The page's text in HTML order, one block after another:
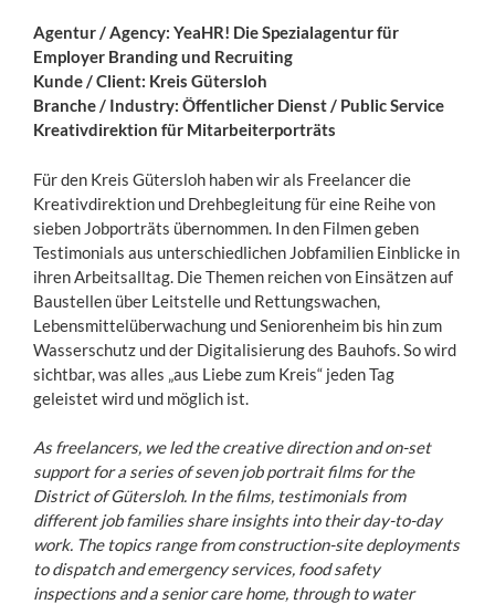
Agentur / Agency: YeaHR! Die Spezialagentur für
Employer Branding und Recruiting
Kunde / Client: Kreis Gütersloh
Branche / Industry: Öffentlicher Dienst / Public Service
Kreativdirektion für Mitarbeiterporträts
Für den Kreis Gütersloh haben wir als Freelancer die
Kreativdirektion und Drehbegleitung für eine Reihe von
sieben Jobporträts übernommen. In den Filmen geben
Testimonials aus unterschiedlichen Jobfamilien Einblicke in
ihren Arbeitsalltag. Die Themen reichen von Einsätzen auf
Baustellen über Leitstelle und Rettungswachen,
Lebensmittelüberwachung und Seniorenheim bis hin zum
Wasserschutz und der Digitalisierung des Bauhofs. So wird
sichtbar, was alles „aus Liebe zum Kreis“ jeden Tag
geleistet wird und möglich ist.
As freelancers, we led the creative direction and on-set
support for a series of seven job portrait films for the
District of Gütersloh. In the films, testimonials from
different job families share insights into their day-to-day
work. The topics range from construction-site deployments
to dispatch and emergency services, food safety
inspections and a senior care home, through to water